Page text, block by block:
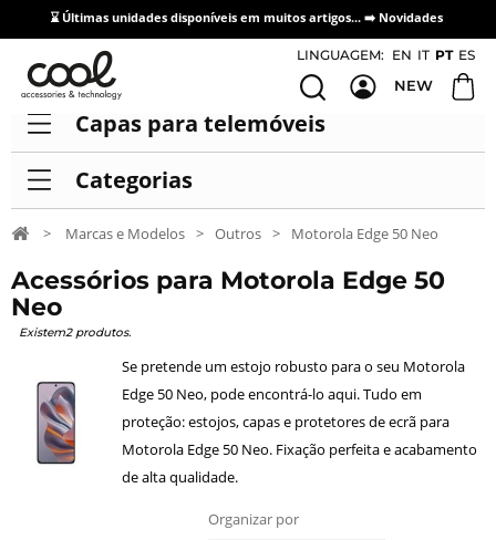
⌛ Últimas unidades disponíveis em muitos artigos... ➡️ Novidades
Acesso / Cadastro de Distribuidores
LINGUAGEM: EN IT PT ES
NEW
Capas para telemóveis
Categorias
> Marcas e Modelos > Outros > Motorola Edge 50 Neo
Acessórios para Motorola Edge 50
Neo
Existem2 produtos.
Se pretende um estojo robusto para o seu Motorola
Edge 50 Neo, pode encontrá-lo aqui. Tudo em
proteção: estojos, capas e protetores de ecrã para
Motorola Edge 50 Neo. Fixação perfeita e acabamento
de alta qualidade.
Organizar por